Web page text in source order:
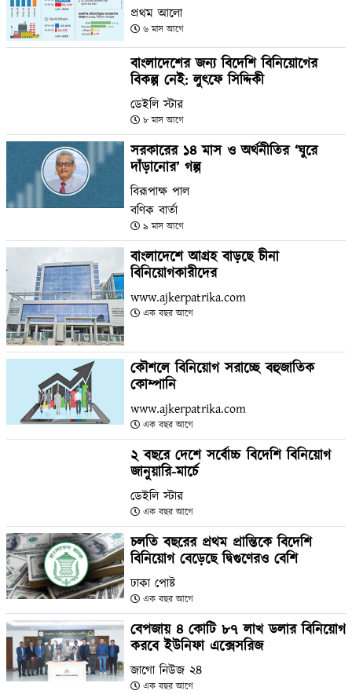
প্রথম আলো
৬ মাস আগে
বাংলাদেশের জন্য বিদেশি বিনিয়োগের
বিকল্প নেই: লুৎফে সিদ্দিকী
ডেইলি স্টার
৮ মাস আগে
সরকারের ১৪ মাস ও অর্থনীতির ‘ঘুরে
দাঁড়ানোর’ গল্প
বিরূপাক্ষ পাল
বণিক বার্তা
৯ মাস আগে
বাংলাদেশে আগ্রহ বাড়ছে চীনা
বিনিয়োগকারীদের
www.ajkerpatrika.com
এক বছর আগে
কৌশলে বিনিয়োগ সরাচ্ছে বহুজাতিক
কোম্পানি
www.ajkerpatrika.com
এক বছর আগে
২ বছরে দেশে সর্বোচ্চ বিদেশি বিনিয়োগ
জানুয়ারি-মার্চে
ডেইলি স্টার
এক বছর আগে
চলতি বছরের প্রথম প্রান্তিকে বিদেশি
বিনিয়োগ বেড়েছে দ্বিগুণেরও বেশি
ঢাকা পোষ্ট
এক বছর আগে
বেপজায় ৪ কোটি ৮৭ লাখ ডলার বিনিয়োগ
করবে ইউনিফা এক্সেসরিজ
জাগো নিউজ ২৪
এক বছর আগে